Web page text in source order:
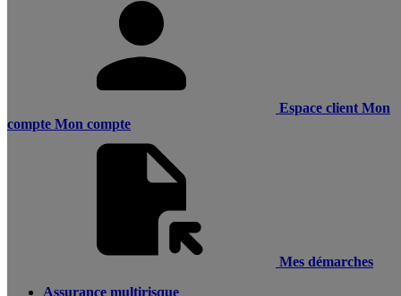
Espace client Mon
compte Mon compte
Mes démarches
Assurance multirisque